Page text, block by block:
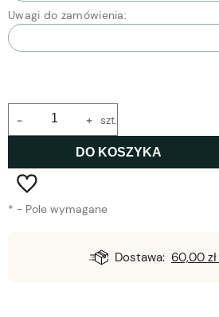
Uwagi do zamówienia:
+
- szt.
DO KOSZYKA
* - Pole wymagane
Dostawa: 60,00 zł